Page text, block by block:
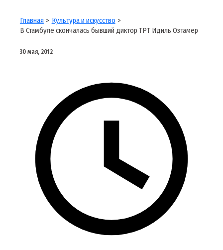
Главная
Культура и искусство
В Стамбуле скончалась бывший диктор ТРТ Идиль Озтамер
30 мая, 2012